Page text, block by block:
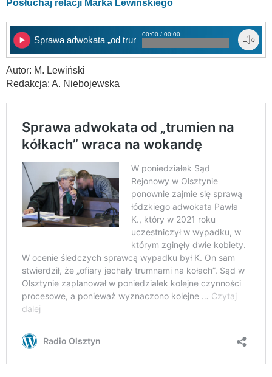
Posłuchaj relacji Marka Lewińskiego
Sprawa adwokata „od trumien na kółkach
00:00 / 00:00
Autor: M. Lewiński
Redakcja: A. Niebojewska